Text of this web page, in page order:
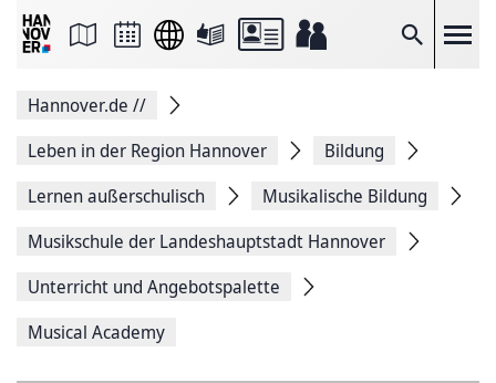
Suche
Seite
Facebook
teilen
Seitenlink
Seite
Hannover.de //
Leben in der Region Hannover
Bildung
Lernen außerschulisch
Musikalische Bildung
Musikschule der Landeshauptstadt Hannover
Unterricht und Angebotspalette
Musical Academy